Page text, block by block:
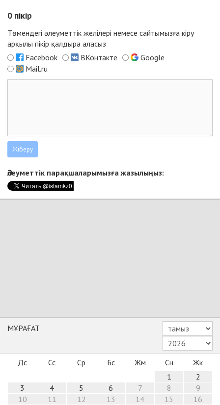
0 пікір
Төмендегі әлеуметтік желілері немесе сайтымызға кіру
арқылы пікір қалдыра аласыз
Facebook
ВКонтакте
Google
Mail.ru
Әлеуметтік парақшаларымызға жазылыңыз:
МҰРАҒАТ
Дс Сс Ср Бс Жм Сн
Жк
1
2
3
4 5 6 7 8
9
10
11 12 13 14 15
16